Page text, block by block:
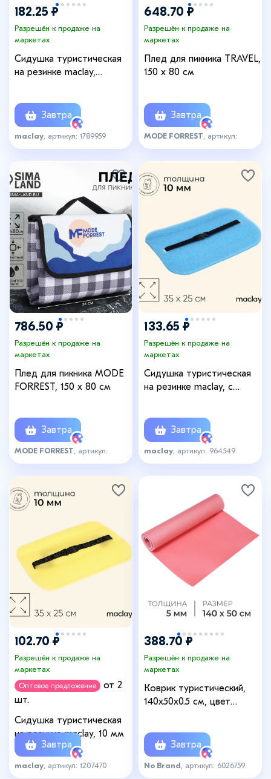
182.25 ₽
Разрешён к продаже на
маркетах
Сидушка туристическая
на резинке maclay,
Завтра
maclay , артикул: 1789959
648.70 ₽
Разрешён к продаже на
маркетах
Плед для пикника TRAVEL,
150 х 80 см
Завтра
MODE FORREST , артикул:
7964180
786.50 ₽
Разрешён к продаже на
маркетах
Плед для пикника MODE
FORREST, 150 х 80 см
Завтра
MODE FORREST , артикул:
7964181
133.65 ₽
Разрешён к продаже на
маркетах
Сидушка туристическая
на резинке maclay, с
Завтра
maclay , артикул: 964549
102.70 ₽
Разрешён к продаже на
маркетах
Оптовое предложение
от 2
шт.
Сидушка туристическая
на резинке maclay, 10 мм
Завтра
maclay , артикул: 1207470
388.70 ₽
Разрешён к продаже на
маркетах
Коврик туристический,
140х50х0.5 см, цвет
Завтра
No Brand , артикул: 6026759